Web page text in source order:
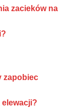
zacieków na
zapobiec